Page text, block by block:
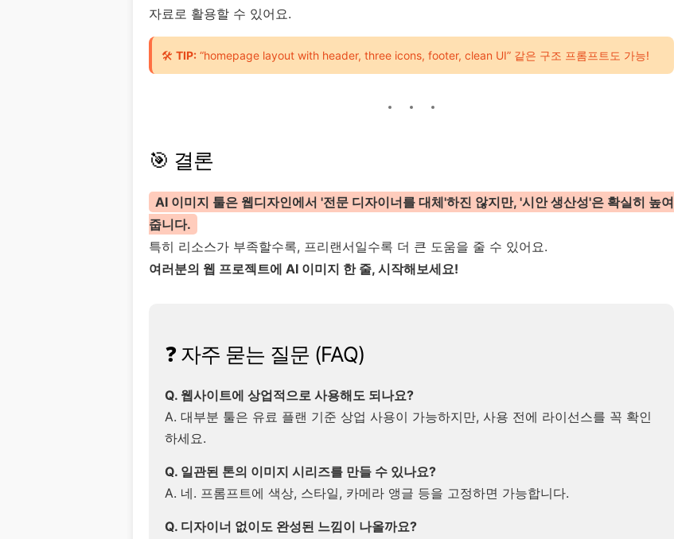
자료로 활용할 수 있어요.
🛠️ TIP: “homepage layout with header, three icons, footer, clean UI” 같은 구조 프롬프트도 가능!
🎯 결론
AI 이미지 툴은 웹디자인에서 '전문 디자이너를 대체'하진 않지만, '시안 생산성'은 확실히 높여
줍니다.
특히 리소스가 부족할수록, 프리랜서일수록 더 큰 도움을 줄 수 있어요.
여러분의 웹 프로젝트에 AI 이미지 한 줄, 시작해보세요!
❓ 자주 묻는 질문 (FAQ)
Q. 웹사이트에 상업적으로 사용해도 되나요?
A. 대부분 툴은 유료 플랜 기준 상업 사용이 가능하지만, 사용 전에 라이선스를 꼭 확인
하세요.
Q. 일관된 톤의 이미지 시리즈를 만들 수 있나요?
A. 네. 프롬프트에 색상, 스타일, 카메라 앵글 등을 고정하면 가능합니다.
Q. 디자이너 없이도 완성된 느낌이 나올까요?